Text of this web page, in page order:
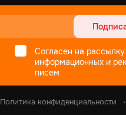
Согласен на рассылку
информационных и
писем
Политика конфиденциальности